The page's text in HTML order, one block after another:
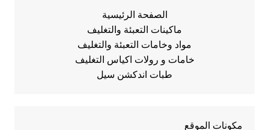
الصفحة الرئيسية
ماكينات التعبئة والتغليف
مواد وخامات التعبئة والتغليف
خامات و رولات اكياس التغليف
طبات اندكشن سيل
مكونات الموقع